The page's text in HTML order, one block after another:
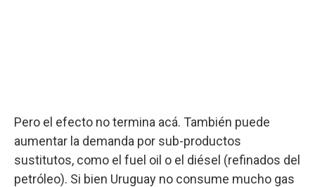
Pero el efecto no termina acá. También puede
aumentar la demanda por sub-productos
sustitutos, como el fuel oil o el diésel (refinados del
petróleo). Si bien Uruguay no consume mucho gas